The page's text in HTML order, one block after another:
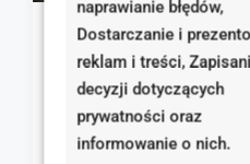
naprawianie błędów,
Dostarczanie i
reklam i treści,
decyzji dotyczących
prywatności oraz
informowanie o nich.
Kamionki, gotowa
Pozwo
Spacerowa, Kamionki, Polska
620.00
GRUNTY